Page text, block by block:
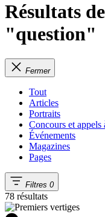
Résultats
"question"
Fermer
Tout
Articles
Portraits
Concours et appels
Événements
Magazines
Pages
Filtres 0
78 résultats